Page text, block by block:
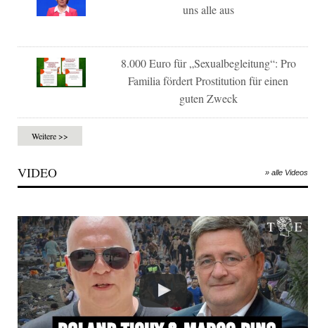
uns alle aus
8.000 Euro für „Sexualbegleitung“: Pro
Familia fördert Prostitution für einen
guten Zweck
Weitere >>
VIDEO » alle Videos